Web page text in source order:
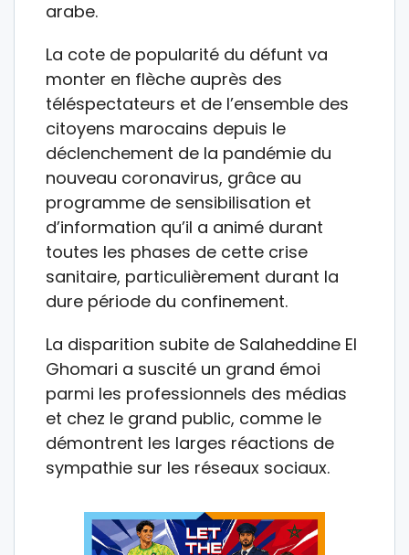
arabe.
La cote de popularité du défunt va
monter en flèche auprès des
téléspectateurs et de l’ensemble des
citoyens marocains depuis le
déclenchement de la pandémie du
nouveau coronavirus, grâce au
programme de sensibilisation et
d’information qu’il a animé durant
toutes les phases de cette crise
sanitaire, particulièrement durant la
dure période du confinement.
La disparition subite de Salaheddine El
Ghomari a suscité un grand émoi
parmi les professionnels des médias
et chez le grand public, comme le
démontrent les larges réactions de
sympathie sur les réseaux sociaux.